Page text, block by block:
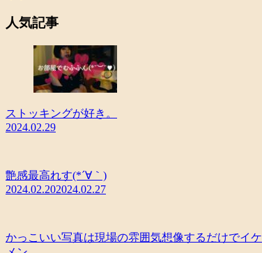
人気記事
ストッキングが好き。
2024.02.29
艶感最高れす(*´∀｀)
2024.02.202024.02.27
かっこいい写真は現場の雰囲気想像するだけでイケ